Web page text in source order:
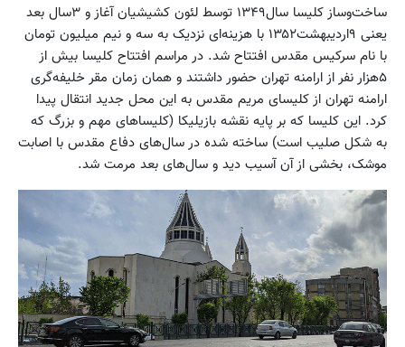
ساخت‌وساز کلیسا سال۱۳۴۹ توسط لئون کشیشیان آغاز و ۳سال بعد
یعنی ۹اردیبهشت۱۳۵۲ با هزینه‌ای نزدیک به سه و نیم میلیون تومان
با نام سرکیس مقدس افتتاح شد. در مراسم افتتاح کلیسا بیش از
۵هزار نفر از ارامنه تهران حضور داشتند و همان زمان مقر خلیفه‌گری
ارامنه تهران از کلیسای مریم مقدس به این محل جدید انتقال پیدا
کرد. این کلیسا که بر پایه نقشه بازیلیکا (کلیساهای مهم و بزرگ که
به شکل صلیب است) ساخته شده در سال‌های دفاع ‌مقدس با اصابت
موشک، بخشی از آن آسیب دید و سال‌های بعد مرمت شد.